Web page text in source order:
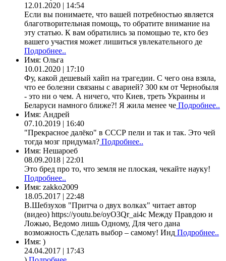
12.01.2020 | 14:54
Если вы понимаете, что вашей потребностью является
благотворительная помощь, то обратите внимание на
эту статью. К вам обратились за помощью те, кто без
вашего участия может лишиться увлекательного де
Подробнее..
Имя: Ольга
10.01.2020 | 17:10
Фу, какой дешевый хайп на трагедии. С чего она взяла,
что ее болезни связаны с аварией? 300 км от Чернобыля
- это ни о чем. А ничего, что Киев, треть Украины и
Беларуси намного ближе?! Я жила менее че Подробнее..
Имя: Андрей
07.10.2019 | 16:40
"Прекрасное далёко" в СССР пели и так и так. Это чей
тогда мозг придумал? Подробнее..
Имя: Нешароеб
08.09.2018 | 22:01
Это бред про то, что земля не плоская, чекайте науку!
Подробнее..
Имя: zakko2009
18.05.2017 | 22:48
В.Шебзухов "Притча о двух волках" читает автор
(видео) https://youtu.be/oyO3Qr_ai4c Между Правдою и
Ложью, Ведомо лишь Одному, Для чего дана
возможность Сделать выбор – самому! Инд Подробнее..
Имя: )
24.04.2017 | 17:43